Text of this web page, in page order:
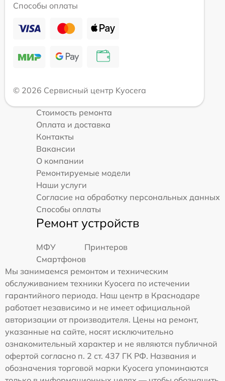
Способы оплаты
© 2026 Сервисный центр Kyocera
Стоимость ремонта
Оплата и доставка
Контакты
Вакансии
О компании
Ремонтируемые модели
Наши услуги
Согласие на обработку персональных данных
Способы оплаты
Ремонт устройств
МФУ
Принтеров
Смартфонов
Мы занимаемся ремонтом и техническим
обслуживанием техники Kyocera по истечении
гарантийного периода. Наш центр в Краснодаре
работает независимо и не имеет официальной
авторизации от производителя. Цены на ремонт,
указанные на сайте, носят исключительно
ознакомительный характер и не являются публичной
офертой согласно п. 2 ст. 437 ГК РФ. Названия и
обозначения торговой марки Kyocera упоминаются